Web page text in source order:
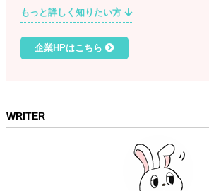
もっと詳しく知りたい方
企業HPはこちら
WRITER